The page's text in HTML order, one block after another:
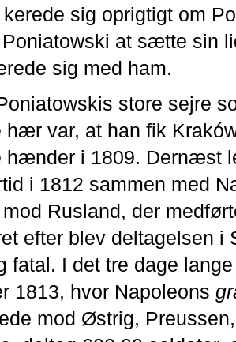
kerede sig oprigtigt om
at sætte sin
sig med ham.
store sejre
hær var, at han fik
hænder i 1809. Dernæst
i 1812 sammen med
Rusland, der
efter blev deltagelsen i
fatal. I det tre dage
1813, hvor Napoleons
mod Østrig,